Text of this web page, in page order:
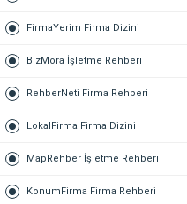
FirmaYerim Firma Dizini
BizMora İşletme Rehberi
RehberNeti Firma Rehberi
LokalFirma Firma Dizini
MapRehber İşletme Rehberi
KonumFirma Firma Rehberi